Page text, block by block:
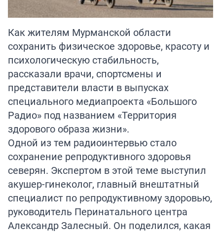
Как жителям Мурманской области
сохранить физическое здоровье, красоту и
психологическую стабильность,
рассказали врачи, спортсмены и
представители власти в выпусках
специального медиапроекта «Большого
Радио» под названием «Территория
здорового образа жизни».
Одной из тем радиоинтервью стало
сохранение репродуктивного здоровья
северян. Экспертом в этой теме выступил
акушер-гинеколог, главный внештатный
специалист по репродуктивному здоровью,
руководитель Перинатального центра
Александр Залесный. Он поделился, какая